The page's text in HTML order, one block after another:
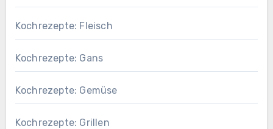
Kochrezepte: Fleisch
Kochrezepte: Gans
Kochrezepte: Gemüse
Kochrezepte: Grillen